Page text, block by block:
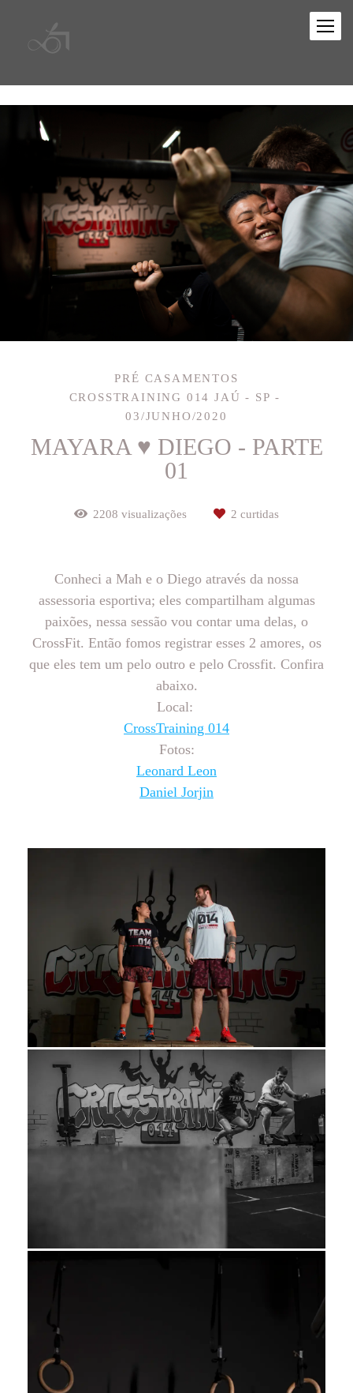
PRÉ CASAMENTOS
CROSSTRAINING 014 JAÚ - SP
03/JUNHO/2020
MAYARA ♥ DIEGO - PARTE
01
2208 visualizações 2 curtidas
Conheci a Mah e o Diego através da nossa
assessoria esportiva; eles compartilham algumas
paixões, nessa sessão vou contar uma delas, o
CrossFit. Então fomos registrar esses 2 amores, os
que eles tem um pelo outro e pelo Crossfit. Confira
abaixo.
Local:
CrossTraining 014
Fotos:
Leonard Leon
Daniel Jorjin